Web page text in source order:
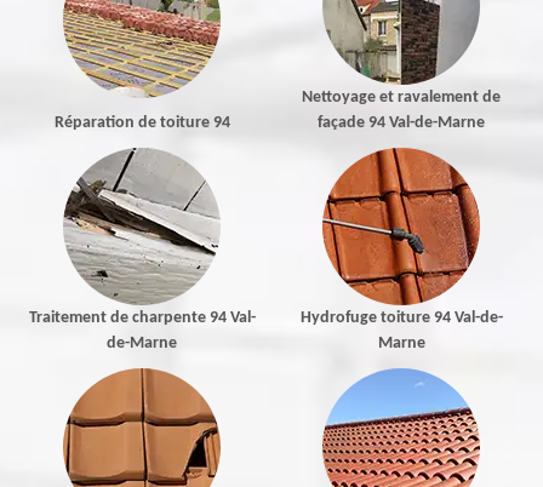
Réparation de toiture 94
Nettoyage et ravalement de
façade 94 Val-de-Marne
Traitement de charpente 94 Val-
de-Marne
Hydrofuge toiture 94 Val-de-
Marne